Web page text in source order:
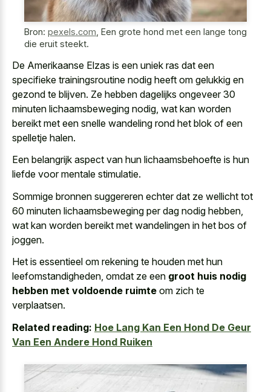
Bron: pexels.com Een grote hond met een lange tong
die eruit steekt.
De Amerikaanse Elzas is een uniek ras dat een
specifieke trainingsroutine nodig heeft om gelukkig en
gezond te blijven. Ze hebben dagelijks ongeveer 30
minuten lichaamsbeweging nodig, wat kan worden
bereikt met een snelle wandeling rond het blok of een
spelletje halen.
Een belangrijk aspect van hun lichaamsbehoefte is hun
liefde voor mentale stimulatie.
Sommige bronnen suggereren echter dat ze wellicht tot
60 minuten lichaamsbeweging per dag nodig hebben,
wat kan worden bereikt met wandelingen in het bos of
joggen.
Het is essentieel om rekening te houden met hun
leefomstandigheden, omdat ze een groot huis nodig
hebben met voldoende ruimte om zich te
verplaatsen.
Related reading: Hoe Lang Kan Een Hond De Geur
Van Een Andere Hond Ruiken